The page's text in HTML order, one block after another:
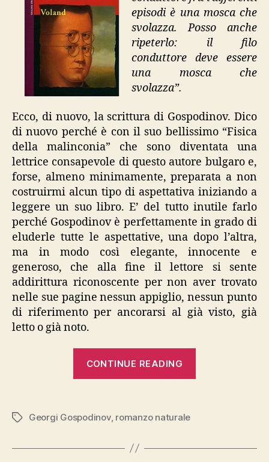
episodi è una mosca che
svolazza. Posso anche
ripeterlo: il filo
conduttore deve essere
una mosca che
svolazza”.
Ecco, di nuovo, la scrittura di Gospodinov. Dico
di nuovo perché è con il suo bellissimo “Fisica
della malinconia” che sono diventata una
lettrice consapevole di questo autore bulgaro e,
forse, almeno minimamente, preparata a non
costruirmi alcun tipo di aspettativa iniziando a
leggere un suo libro. E’ del tutto inutile farlo
perché Gospodinov è perfettamente in grado di
eluderle tutte le aspettative, una dopo l’altra,
ma in modo così elegante, innocente e
generoso, che alla fine il lettore si sente
addirittura riconoscente per non aver trovato
nelle sue pagine nessun appiglio, nessun punto
di riferimento per ancorarsi al già visto, già
letto o già noto.
CONTINUE READING
TagsGeorgi Gospodinov, romanzo naturale